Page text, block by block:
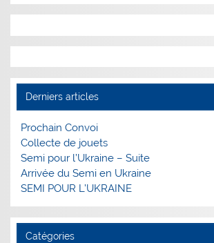
Derniers articles
Prochain Convoi
Collecte de jouets
Semi pour l’Ukraine – Suite
Arrivée du Semi en Ukraine
SEMI POUR L’UKRAINE
Catégories